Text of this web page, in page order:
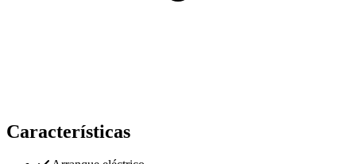
Características